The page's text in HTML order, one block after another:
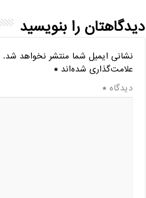
دیدگاهتان را بنویسید
نشانی ایمیل شما منتشر نخواهد شد.
علامت‌گذاری شده‌اند*
دیدگاه*